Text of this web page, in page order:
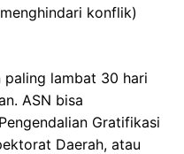
konflik)
paling lambat 30 hari
ASN bisa
Gratifikasi
Daerah, atau